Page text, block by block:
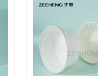
Mereka
semua
Hubungi kami
untuk